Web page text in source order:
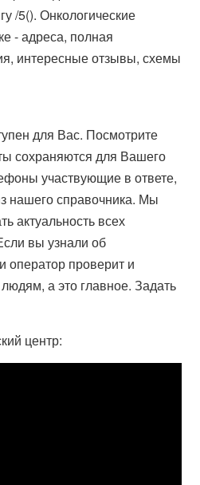
/5(). Онкологические
- адреса, полная
интересные отзывы, схемы
для Вас. Посмотрите
сохраняются для Вашего
участвующие в ответе,
нашего справочника. Мы
актуальность всех
вы узнали об
оператор проверит и
а это главное. Задать
центр: